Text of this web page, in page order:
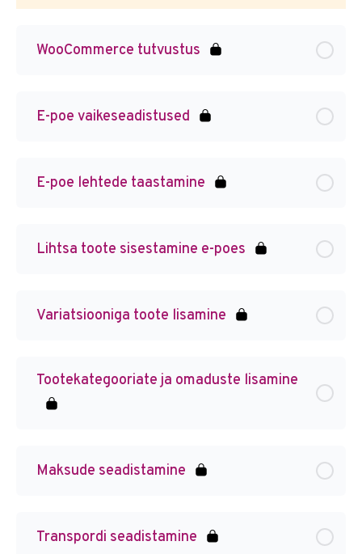
WooCommerce tutvustus
E-poe vaikeseadistused
E-poe lehtede taastamine
Lihtsa toote sisestamine e-poes
Variatsiooniga toote lisamine
Tootekategooriate ja omaduste lisamine
Maksude seadistamine
Transpordi seadistamine